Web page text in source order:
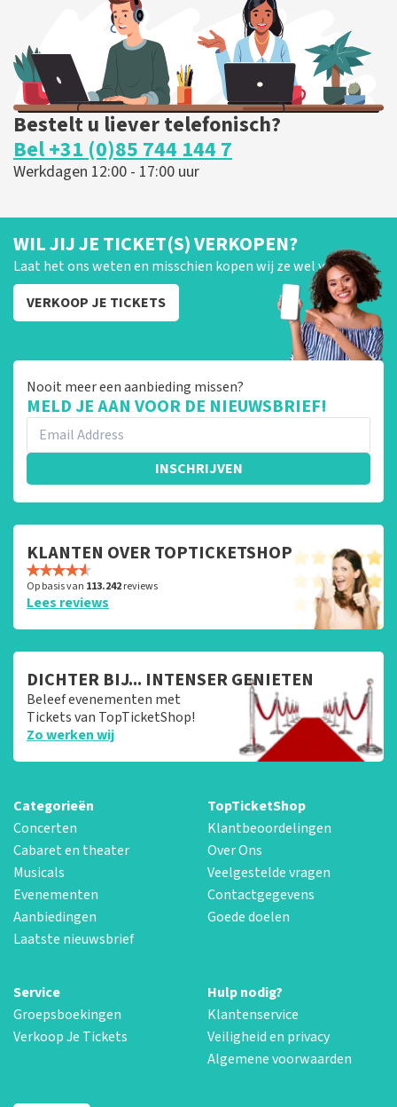
BESTEL NU
Bestelt u liever telefonisch?
Bel +31 (0)85 744 144 7
Werkdagen 12:00 - 17:00 uur
WIL JIJ JE TICKET(S) VERKOPEN?
Laat het ons weten en misschien kopen wij ze wel van je!
VERKOOP JE TICKETS
Nooit meer een aanbieding missen?
MELD JE AAN VOOR DE NIEUWSBRIEF!
INSCHRIJVEN
KLANTEN OVER TOPTICKETSHOP
Op basis van 113.242reviews
Lees reviews
DICHTER BIJ... INTENSER GENIETEN
Beleef evenementen met
Tickets van TopTicketShop!
Zo werken wij
Categorieën
Concerten
Cabaret en theater
Musicals
Evenementen
Aanbiedingen
Laatste nieuwsbrief
TopTicketShop
Klantbeoordelingen
Over Ons
Veelgestelde vragen
Contactgegevens
Goede doelen
Service
Groepsboekingen
Verkoop Je Tickets
Hulp nodig?
Klantenservice
Veiligheid en privacy
Algemene voorwaarden